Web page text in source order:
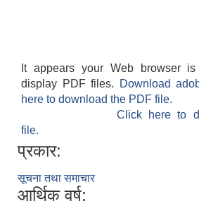
It appears your Web browser
display PDF files.
Download
here to download the PDF file.
Click here to
file.
प्रकार:
सूचना तथा समाचार
आर्थिक वर्ष: